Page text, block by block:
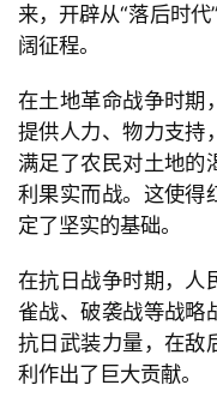
来，开辟从“落后时代
阔征程。
在土地革命战争时期
提供人力、物力支持
满足了农民对土地的
利果实而战。这使得
定了坚实的基础。
在抗日战争时期，人
雀战、破袭战等战略
抗日武装力量，在敌
利作出了巨大贡献。